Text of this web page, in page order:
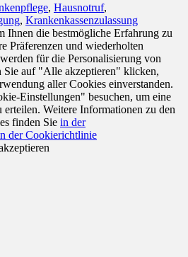
, Hausnotruf,
, Krankenkassenzulassung
Ihnen die bestmögliche Erfahrung zu
Präferenzen und wiederholten
für die Personalisierung von
Sie auf "Alle akzeptieren" klicken,
aller Cookies einverstanden.
Einstellungen" besuchen, um eine
Weitere Informationen zu den
finden Sie in der
der Cookierichtlinie